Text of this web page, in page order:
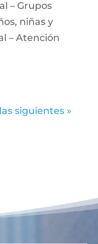
– Grupos
niñas y
– Atención
siguientes »